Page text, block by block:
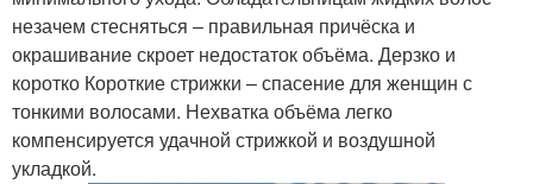
незачем стесняться – правильная причёска и
окрашивание скроет недостаток объёма. Дерзко и
коротко Короткие стрижки – спасение для женщин с
тонкими волосами. Нехватка объёма легко
компенсируется удачной стрижкой и воздушной
укладкой.